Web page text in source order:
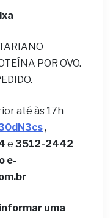
POR OVO.
até às 17h
,
e 3512-2442
e-
uma